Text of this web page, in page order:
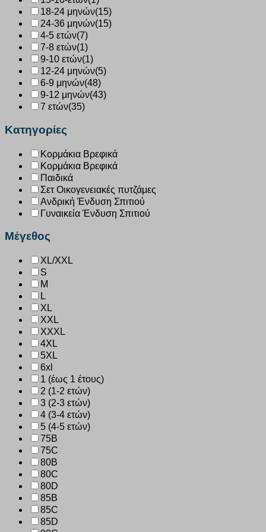
18-24 μηνών(15)
24-36 μηνών(15)
4-5 ετών(7)
7-8 ετών(1)
9-10 ετών(1)
12-24 μηνών(5)
6-9 μηνών(48)
9-12 μηνών(43)
7 ετών(35)
Κατηγορίες
Κορμάκια Βρεφικά
Κορμάκια Βρεφικά
Παιδικά
Σετ Οικογενειακές πυτζάμες
Ανδρική Ένδυση Σπιτιού
Γυναικεία Ένδυση Σπιτιού
Μέγεθος
XL/XXL
S
M
L
XL
XXL
XXXL
4XL
5XL
6xl
1 (έως 1 έτους)
2 (1-2 ετών)
3 (2-3 ετών)
4 (3-4 ετών)
5 (4-5 ετών)
75B
75C
80B
80C
80D
85B
85C
85D